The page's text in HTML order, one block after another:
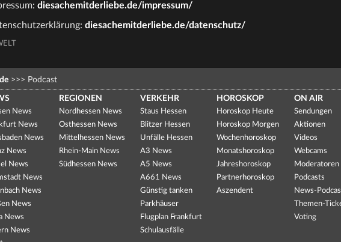
diesachemitderliebe.de/impressum/
diesachemitderliebe.de/datenschutz/
>>> Podcast
News
News
News
News
News
News
News
News
News
News
REGIONEN
Nordhessen News
Osthessen News
Mittelhessen News
Rhein-Main News
Südhessen News
VERKEHR
Staus Hessen
Blitzer Hessen
Unfälle Hessen
A3 News
A5 News
A661 News
Günstig tanken
Parkhäuser
Flugplan Frankfurt
Schulausfälle
HOROSKOP
Horoskop Heute
Horoskop Morgen
Wochenhoroskop
Monatshoroskop
Jahreshoroskop
Partnerhoroskop
Aszendent
ON AIR
Sendungen
Aktionen
Videos
Webcams
Moderatoren
Podcasts
News-
Themen-
Voting